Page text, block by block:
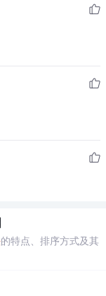
的特点、排序方式及其